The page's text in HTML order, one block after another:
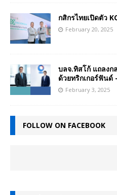
กสิกรไทยเปิดตัว
February 20, 2025
บลจ.ทิสโก้ แถลงก
ด้วยทริกเกอร์ฟันด์
February 3, 2025
FOLLOW ON FACEBOOK